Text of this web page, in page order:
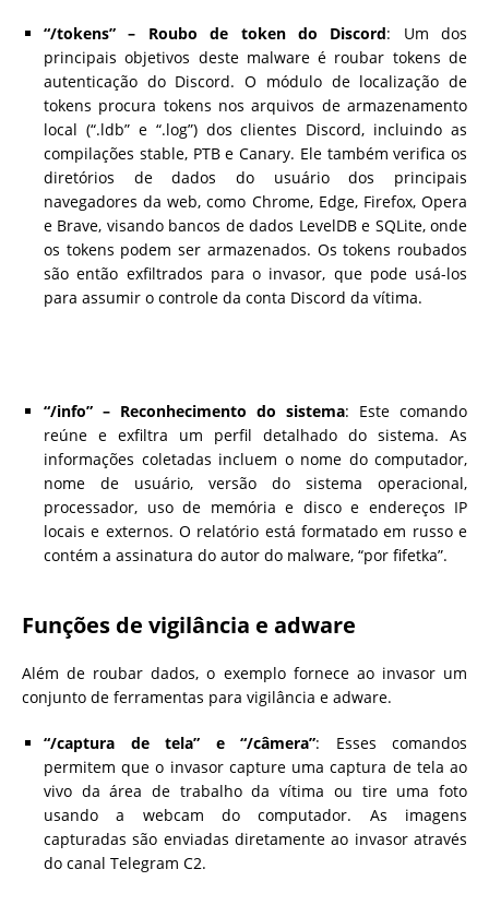
“/tokens” – Roubo de token do Discord: Um dos
principais objetivos deste malware é roubar tokens de
autenticação do Discord. O módulo de localização de
tokens procura tokens nos arquivos de armazenamento
local (“.ldb” e “.log”) dos clientes Discord, incluindo as
compilações stable, PTB e Canary. Ele também verifica os
diretórios de dados do usuário dos principais
navegadores da web, como Chrome, Edge, Firefox, Opera
e Brave, visando bancos de dados LevelDB e SQLite, onde
os tokens podem ser armazenados. Os tokens roubados
são então exfiltrados para o invasor, que pode usá-los
para assumir o controle da conta Discord da vítima.
“/info” – Reconhecimento do sistema: Este comando
reúne e exfiltra um perfil detalhado do sistema. As
informações coletadas incluem o nome do computador,
nome de usuário, versão do sistema operacional,
processador, uso de memória e disco e endereços IP
locais e externos. O relatório está formatado em russo e
contém a assinatura do autor do malware, “por fifetka”.
Funções de vigilância e adware
Além de roubar dados, o exemplo fornece ao invasor um
conjunto de ferramentas para vigilância e adware.
“/captura de tela” e “/câmera”: Esses comandos
permitem que o invasor capture uma captura de tela ao
vivo da área de trabalho da vítima ou tire uma foto
usando a webcam do computador. As imagens
capturadas são enviadas diretamente ao invasor através
do canal Telegram C2.